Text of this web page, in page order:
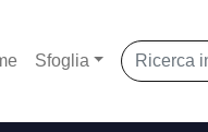
Sfoglia